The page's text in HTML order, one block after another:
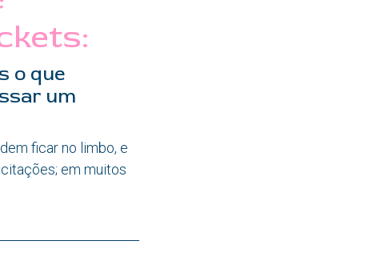
o que
um
ficar no limbo, e
em muitos